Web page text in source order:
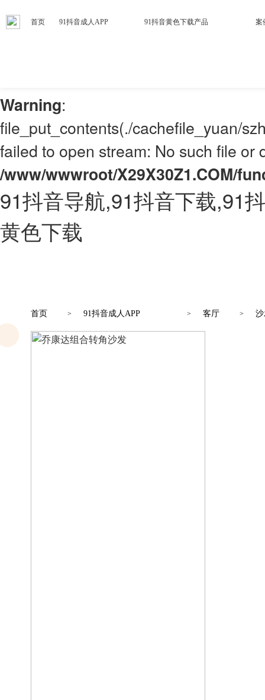
Warning
Warning:
file_put_contents(./cachefile_yuan/
failed to open stream: No such file or
/www/wwwroot/X29X30Z1.COM/
91抖音导航,91抖音下载,91
黄色下载
首页 91抖音成人APP 91抖音黄色下载产品 案
首页 > 91抖音成人APP > 客厅 >